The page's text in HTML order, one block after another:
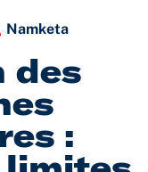
Namketa
des
: